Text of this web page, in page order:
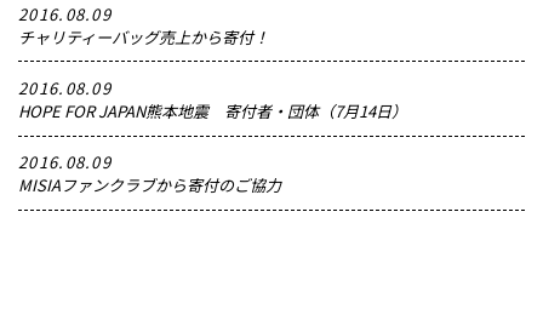
2016.08.09
チャリティーバッグ売上から寄付！
2016.08.09
HOPE FOR JAPAN熊本地震 寄付者・団体（7月14日）
2016.08.09
MISIAファンクラブから寄付のご協力